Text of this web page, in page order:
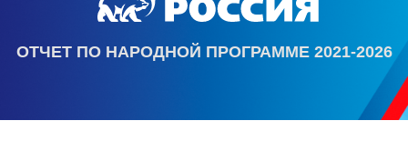
ОТЧЕТ ПО НАРОДНОЙ ПРОГРАММЕ 2021-2026